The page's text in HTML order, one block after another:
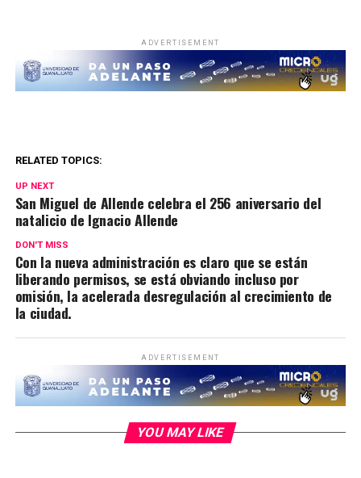
ADVERTISEMENT
RELATED TOPICS:
UP NEXT
San Miguel de Allende celebra el 256 aniversario del
natalicio de Ignacio Allende
DON'T MISS
Con la nueva administración es claro que se están
liberando permisos, se está obviando incluso por
omisión, la acelerada desregulación al crecimiento de
la ciudad.
ADVERTISEMENT
YOU MAY LIKE